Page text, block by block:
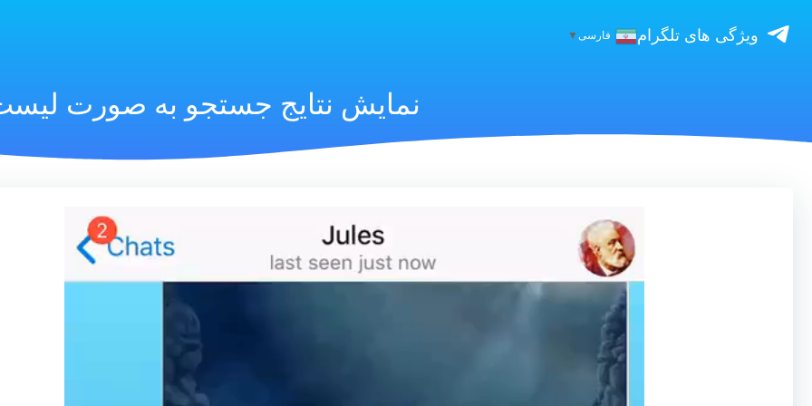
ویژگی های تلگرام فارسی▼
نمایش نتایج جستجو به صورت
نمایشگر
ویدیو